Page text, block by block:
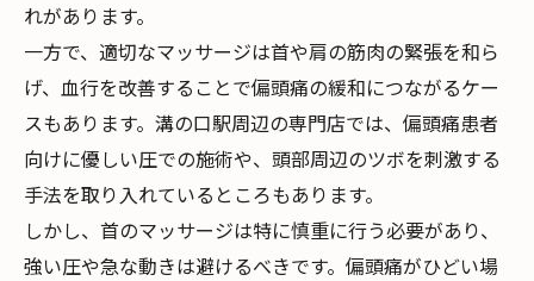
れがあります。
一方で、適切なマッサージは首や肩の筋肉の緊張を和ら
げ、血行を改善することで偏頭痛の緩和につながるケー
スもあります。溝の口駅周辺の専門店では、偏頭痛患者
向けに優しい圧での施術や、頭部周辺のツボを刺激する
手法を取り入れているところもあります。
しかし、首のマッサージは特に慎重に行う必要があり、
強い圧や急な動きは避けるべきです。偏頭痛がひどい場